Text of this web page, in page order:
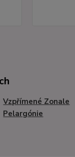
Vzpřímené Zonale
Pelargónie